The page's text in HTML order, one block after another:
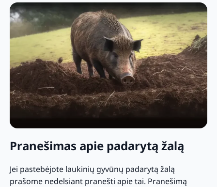
Pranešimas apie padarytą žalą
Jei pastebėjote laukinių gyvūnų padarytą žalą
prašome nedelsiant pranešti apie tai. Pranešimą